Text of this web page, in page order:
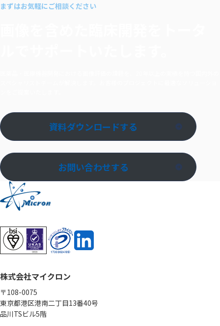
まずはお気軽にご相談ください
資料ダウンロードする
お問い合わせする
株式会社マイクロン
〒108-0075
東京都港区港南二丁目13番40号
品川TSビル5階